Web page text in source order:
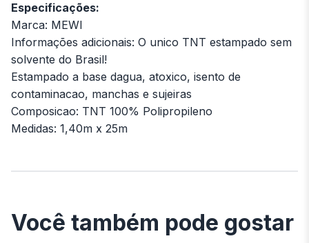
Especificações:
Marca: MEWI
Informações adicionais: O unico TNT estampado sem
solvente do Brasil!
Estampado a base dagua, atoxico, isento de
contaminacao, manchas e sujeiras
Composicao: TNT 100% Polipropileno
Medidas: 1,40m x 25m
Você também pode gostar